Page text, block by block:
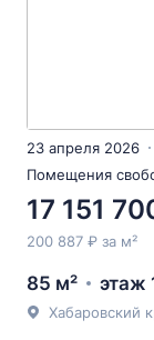
23 апреля 2026
Помещения
17 151
200 887 ₽ за м²
85 м² этаж
Хабаровский